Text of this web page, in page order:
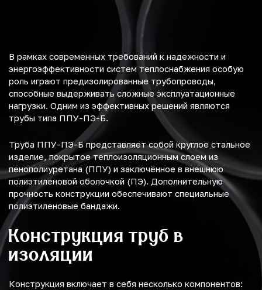
В рамках современных требований к надежности и
энергоэффективности систем теплоснабжения особую
роль играют предизолированные трубопроводы,
способные выдерживать сложные эксплуатационные
нагрузки. Одним из эффективных решений являются
трубы типа ППУ-ПЭ-Б.
Труба ППУ-ПЭ-Б представляет собой круглое стальное
изделие, покрытое теплоизоляционным слоем из
пенополиуретана (ППУ) и заключённое в внешнюю
полиэтиленовой оболочкой (ПЭ). Дополнительную
прочность конструкции обеспечивают специальные
полиэтиленовые бандажи.
Конструкция труб в
изоляции
Конструкция включает в себя несколько компонентов: